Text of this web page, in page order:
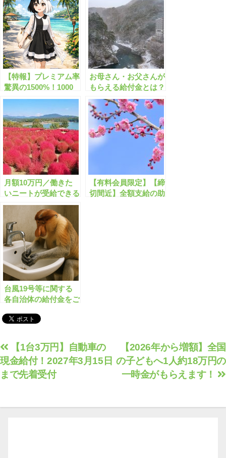
【特報】プレミアム率
驚異の1500%！1000
円で1万6000円分/超お
得な商品券が開始しま
す！
お母さん・お父さんが
もらえる給付金とは？
最大20万円【個人】
月額10万円／働きた
いニートが受給できる
給付金とは？
【有料会員限定】【締
切間近】全額支給の助
台風19号等に関する
各自治体の給付金をご
投
稿
ナ
ゲ
【2026年から増額】全国
の子どもへ1人約18万円の
一時金がもらえます！
【1台3万円】自動車の
現金給付！2027年3月15日
まで先着受付